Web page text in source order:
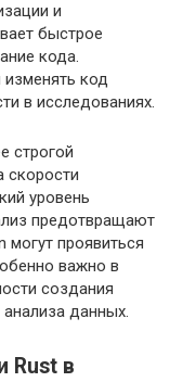
и
быстрое
кода.
код
в исследованиях.
строгой
скорости
уровень
предотвращают
проявиться
важно в
создания
данных.
Rust в